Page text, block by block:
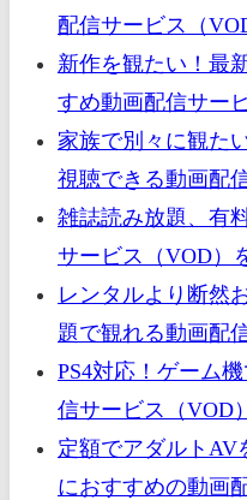
配信サービス（
新作を観たい！最
すめ動画配信サー
家族で別々に観た
視聴できる動画配
雑誌読み放題、有
サービス（VOD）
レンタルより断然
題で観れる動画配
PS4対応！ゲーム
信サービス（VOD
定額でアダルトAV
におすすめの動画